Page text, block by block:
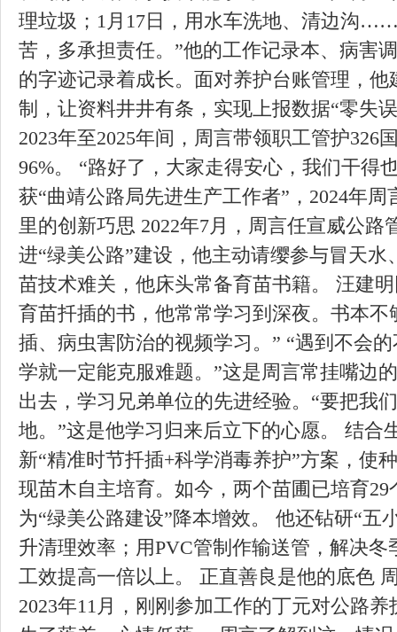
理垃圾；1月17日，用水车洗地、清边沟
苦，多承担责任。”他的工作记录本、病害
的字迹记录着成长。面对养护台账管理，他
制，让资料井井有条，实现上报数据“零失
2023年至2025年间，周言带领职工管护326
96%。 “路好了，大家走得安心，我们干得
获“曲靖公路局先进生产工作者”，2024年
里的创新巧思 2022年7月，周言任宣威公
进“绿美公路”建设，他主动请缨参与冒天
苗技术难关，他床头常备育苗书籍。 汪建
育苗扦插的书，他常常学习到深夜。书本
插、病虫害防治的视频学习。” “遇到不会
学就一定能克服难题。”这是周言常挂嘴边
出去，学习兄弟单位的先进经验。“要把我
地。”这是他学习归来后立下的心愿。 结合
新“精准时节扦插+科学消毒养护”方案，使
现苗木自主培育。如今，两个苗圃已培育29
为“绿美公路建设”降本增效。 他还钻研“五
升清理效率；用PVC管制作输送管，解决
工效提高一倍以上。 正直善良是他的底色
2023年11月，刚刚参加工作的丁元对公路